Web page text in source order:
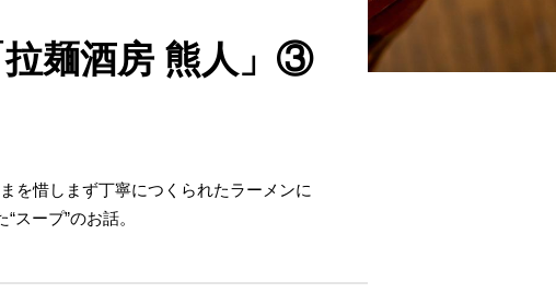
拉麺酒房 熊人」③
を惜しまず丁寧につくられたラーメンに
ープ”のお話。